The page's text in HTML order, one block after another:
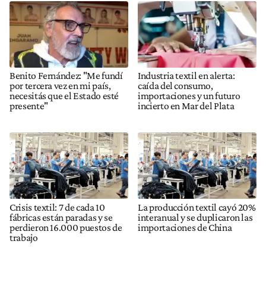
Benito Fernández: "Me fundí
por tercera vez en mi país,
necesitás que el Estado esté
presente"
Industria textil en alerta:
caída del consumo,
importaciones y un futuro
incierto en Mar del Plata
Crisis textil: 7 de cada 10
fábricas están paradas y se
perdieron 16.000 puestos de
trabajo
La producción textil cayó 20%
interanual y se duplicaron las
importaciones de China